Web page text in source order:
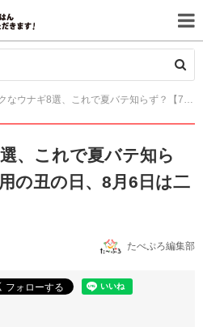
ギ8選、これで夏バテ知らず？【7月25日は土用の丑の日、8月6日は二の丑】
、これで夏バテ知ら
の丑の日、8月6日は二
たべぷろ編集部